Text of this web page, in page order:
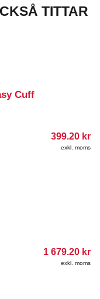
TITTAR
Cuff
399.20 kr
exkl. moms
1 679.20 kr
exkl. moms